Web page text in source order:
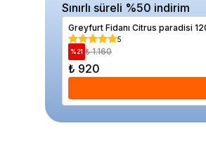
Sınırlı süreli %50 indirim
Greyfurt Fidanı Citrus paradisi
5
%21 ₺ 1.160
₺ 920